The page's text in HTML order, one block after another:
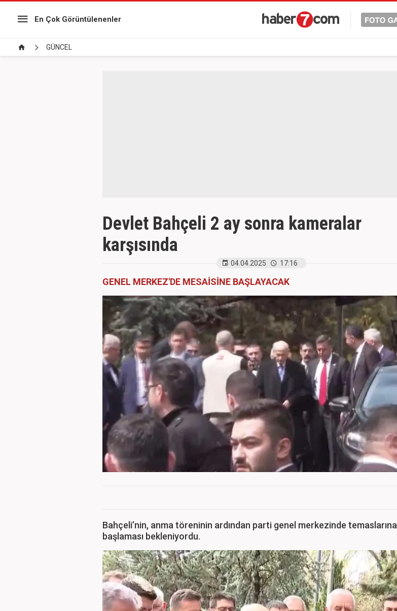
En Çok Görüntülenenler
GÜNCEL
Devlet Bahçeli 2 ay sonra kameralar
karşısında
04.04.2025 17:16
GENEL MERKEZ'DE MESAİSİNE BAŞLAYACAK
Bahçeli’nin, anma töreninin ardından parti genel merkezinde temaslarına
başlaması bekleniyordu.